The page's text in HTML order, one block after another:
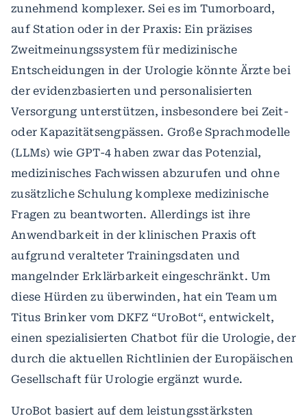
zunehmend komplexer. Sei es im Tumorboard,
auf Station oder in der Praxis: Ein präzises
Zweitmeinungssystem für medizinische
Entscheidungen in der Urologie könnte Ärzte bei
der evidenzbasierten und personalisierten
Versorgung unterstützen, insbesondere bei Zeit-
oder Kapazitätsengpässen. Große Sprachmodelle
(LLMs) wie GPT-4 haben zwar das Potenzial,
medizinisches Fachwissen abzurufen und ohne
zusätzliche Schulung komplexe medizinische
Fragen zu beantworten. Allerdings ist ihre
Anwendbarkeit in der klinischen Praxis oft
aufgrund veralteter Trainingsdaten und
mangelnder Erklärbarkeit eingeschränkt. Um
diese Hürden zu überwinden, hat ein Team um
Titus Brinker vom DKFZ “UroBot“, entwickelt,
einen spezialisierten Chatbot für die Urologie, der
durch die aktuellen Richtlinien der Europäischen
Gesellschaft für Urologie ergänzt wurde.
UroBot basiert auf dem leistungsstärksten